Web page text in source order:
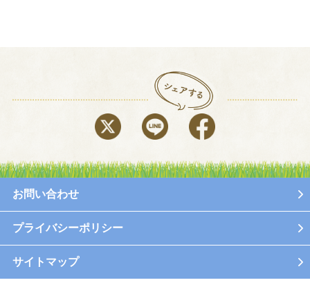
お問い合わせ
プライバシーポリシー
サイトマップ